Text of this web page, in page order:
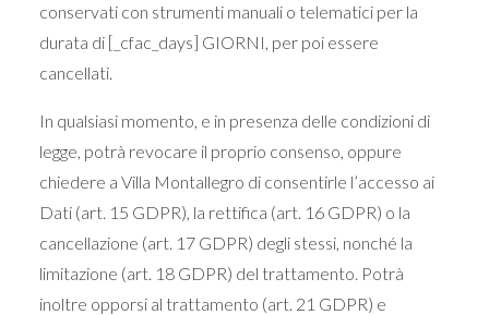
conservati con strumenti manuali o telematici per la
durata di [_cfac_days] GIORNI, per poi essere
cancellati.
In qualsiasi momento, e in presenza delle condizioni di
legge, potrà revocare il proprio consenso, oppure
chiedere a Villa Montallegro di consentirle l’accesso ai
Dati (art. 15 GDPR), la rettifica (art. 16 GDPR) o la
cancellazione (art. 17 GDPR) degli stessi, nonché la
limitazione (art. 18 GDPR) del trattamento. Potrà
inoltre opporsi al trattamento (art. 21 GDPR) e